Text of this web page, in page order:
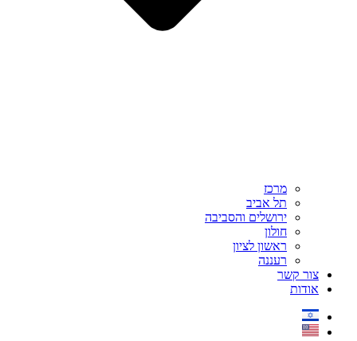
מרכז
תל אביב
ירושלים והסביבה
חולון
ראשון לציון
רעננה
צור קשר
אודות